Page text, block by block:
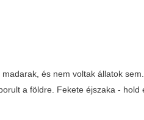
és nem voltak állatok
a földre. Fekete éjszaka - hold